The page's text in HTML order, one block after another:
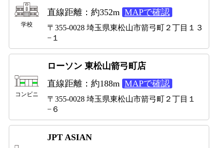
学校
直線距離：約352m MAPで確認
〒355-0028 埼玉県東松山市箭弓町２丁目１３
−１
コンビニ
ローソン 東松山箭弓町店
直線距離：約188m MAPで確認
〒355-0028 埼玉県東松山市箭弓町２丁目１
−６
JPT ASIAN